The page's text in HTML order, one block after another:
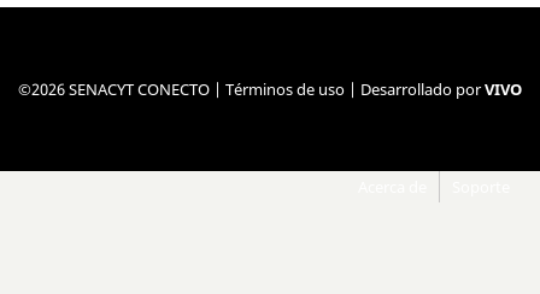
©2026 SENACYT CONECTO | Términos de uso | Desarrollado porVIVO